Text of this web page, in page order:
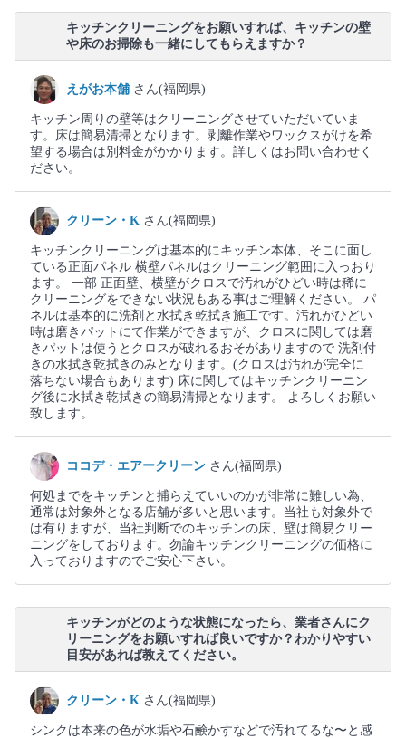
キッチンクリーニングをお願いすれば、キッチンの壁
や床のお掃除も一緒にしてもらえますか？
えがお本舗 さん(福岡県)
キッチン周りの壁等はクリーニングさせていただいていま
す。床は簡易清掃となります。剥離作業やワックスがけを希
望する場合は別料金がかかります。詳しくはお問い合わせく
ださい。
クリーン・K さん(福岡県)
キッチンクリーニングは基本的にキッチン本体、そこに面し
ている正面パネル 横壁パネルはクリーニング範囲に入っおり
ます。 一部 正面壁、横壁がクロスで汚れがひどい時は稀に
クリーニングをできない状況もある事はご理解ください。 パ
ネルは基本的に洗剤と水拭き乾拭き施工です。汚れがひどい
時は磨きパットにて作業ができますが、クロスに関しては磨
きパットは使うとクロスが破れるおそがありますので 洗剤付
きの水拭き乾拭きのみとなります。(クロスは汚れが完全に
落ちない場合もあります) 床に関してはキッチンクリーニン
グ後に水拭き乾拭きの簡易清掃となります。 よろしくお願い
致します。
ココデ・エアークリーン さん(福岡県)
何処までをキッチンと捕らえていいのかが非常に難しい為、
通常は対象外となる店舗が多いと思います。当社も対象外で
は有りますが、当社判断でのキッチンの床、壁は簡易クリー
ニングをしております。勿論キッチンクリーニングの価格に
入っておりますのでご安心下さい。
キッチンがどのような状態になったら、業者さんにク
リーニングをお願いすれば良いですか？わかりやすい
目安があれば教えてください。
クリーン・K さん(福岡県)
シンクは本来の色が水垢や石鹸かすなどで汚れてるな〜と感